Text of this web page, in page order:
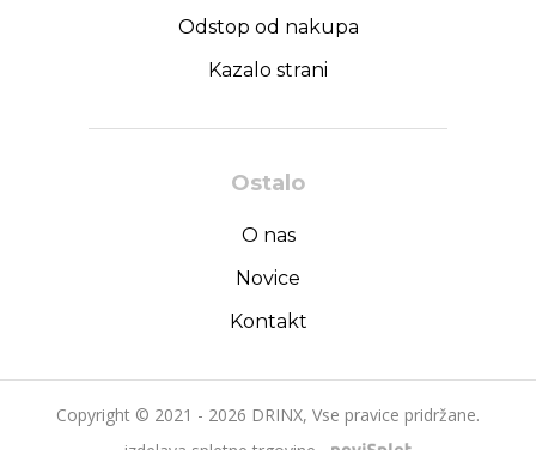
Odstop od nakupa
Kazalo strani
Ostalo
O nas
Novice
Kontakt
Copyright © 2021 - 2026 DRINX, Vse pravice pridržane.